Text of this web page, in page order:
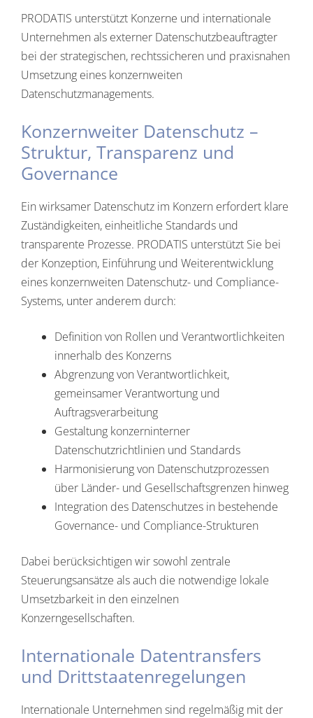
PRODATIS unterstützt Konzerne und internationale
Unternehmen als externer Datenschutzbeauftragter
bei der strategischen, rechtssicheren und praxisnahen
Umsetzung eines konzernweiten
Datenschutzmanagements.
Konzernweiter Datenschutz –
Struktur, Transparenz und
Governance
Ein wirksamer Datenschutz im Konzern erfordert klare
Zuständigkeiten, einheitliche Standards und
transparente Prozesse. PRODATIS unterstützt Sie bei
der Konzeption, Einführung und Weiterentwicklung
eines konzernweiten Datenschutz- und Compliance-
Systems, unter anderem durch:
Definition von Rollen und Verantwortlichkeiten
innerhalb des Konzerns
Abgrenzung von Verantwortlichkeit,
gemeinsamer Verantwortung und
Auftragsverarbeitung
Gestaltung konzerninterner
Datenschutzrichtlinien und Standards
Harmonisierung von Datenschutzprozessen
über Länder- und Gesellschaftsgrenzen hinweg
Integration des Datenschutzes in bestehende
Governance- und Compliance-Strukturen
Dabei berücksichtigen wir sowohl zentrale
Steuerungsansätze als auch die notwendige lokale
Umsetzbarkeit in den einzelnen
Konzerngesellschaften.
Internationale Datentransfers
und Drittstaatenregelungen
Internationale Unternehmen sind regelmäßig mit der